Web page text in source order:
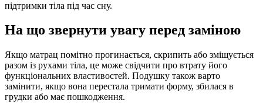
підтримки тіла під час сну.
На що звернути увагу перед заміною
Якщо матрац помітно прогинається, скрипить або зміщується
разом із рухами тіла, це може свідчити про втрату його
функціональних властивостей. Подушку також варто
замінити, якщо вона перестала тримати форму, збилася в
грудки або має пошкодження.